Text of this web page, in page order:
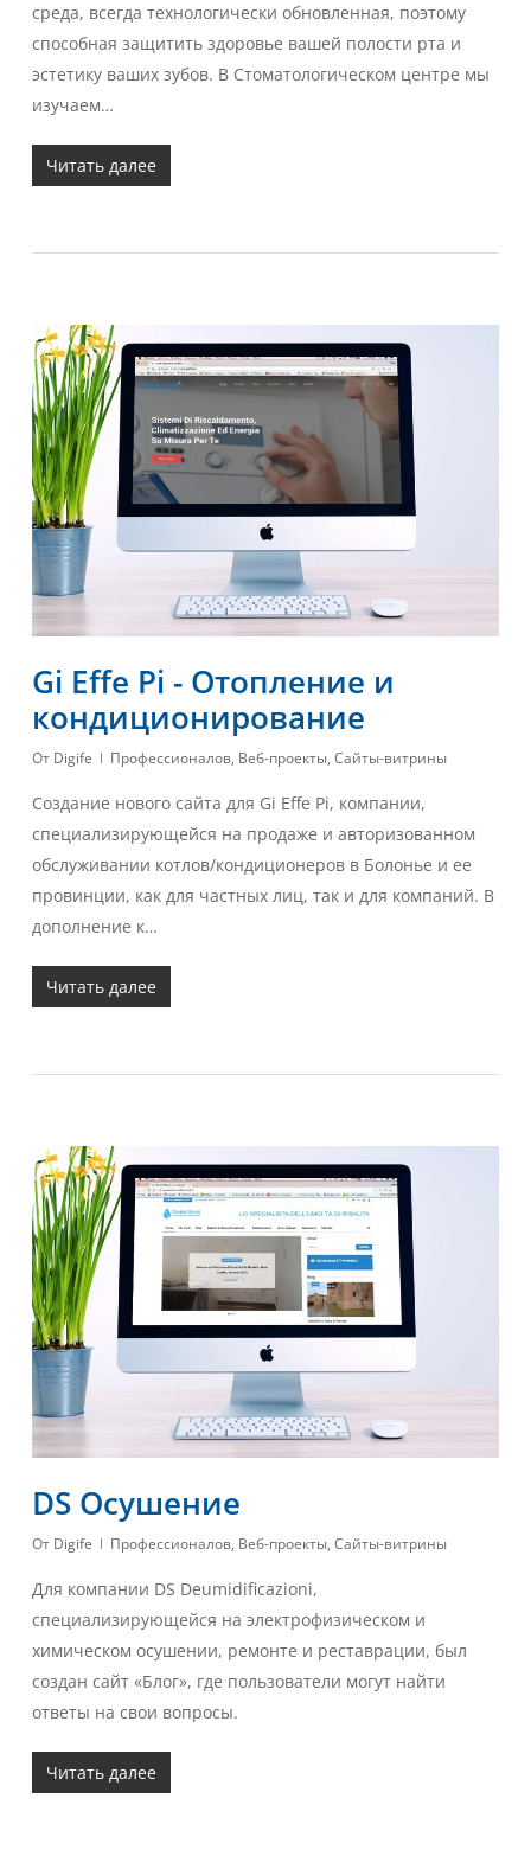
среда, всегда технологически обновленная, поэтому
способная защитить здоровье вашей полости рта и
эстетику ваших зубов. В Стоматологическом центре мы
изучаем…
Читать далее
Gi Effe Pi - Отопление и
кондиционирование
От Digife Профессионалов, Веб-проекты, Сайты-витрины
Создание нового сайта для Gi Effe Pi, компании,
специализирующейся на продаже и авторизованном
обслуживании котлов/кондиционеров в Болонье и ее
провинции, как для частных лиц, так и для компаний. В
дополнение к…
Читать далее
DS Осушение
От Digife Профессионалов, Веб-проекты, Сайты-витрины
Для компании DS Deumidificazioni,
специализирующейся на электрофизическом и
химическом осушении, ремонте и реставрации, был
создан сайт «Блог», где пользователи могут найти
ответы на свои вопросы.
Читать далее